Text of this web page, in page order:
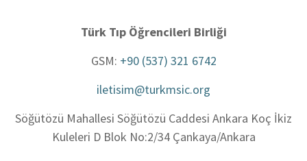
Türk Tıp Öğrencileri Birliği
GSM: +90 (537) 321 6742
iletisim@turkmsic.org
Söğütözü Mahallesi Söğütözü Caddesi Ankara Koç İkiz
Kuleleri D Blok No:2/34 Çankaya/Ankara